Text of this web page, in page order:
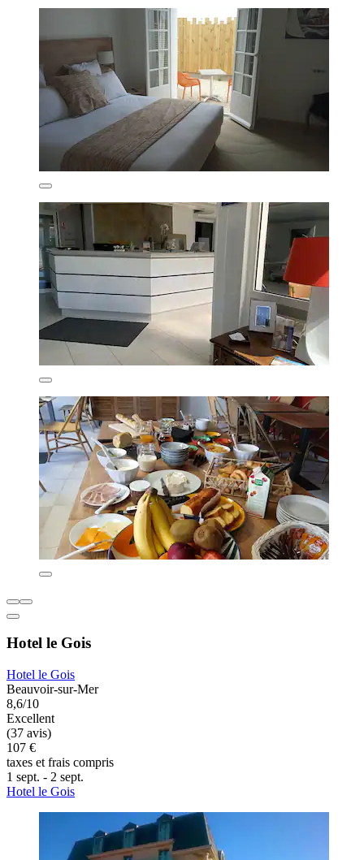
Hotel le Gois
Hotel le Gois
Beauvoir-sur-Mer
8,6/10
Excellent
(37 avis)
107 €
taxes et frais compris
1 sept. - 2 sept.
Hotel le Gois